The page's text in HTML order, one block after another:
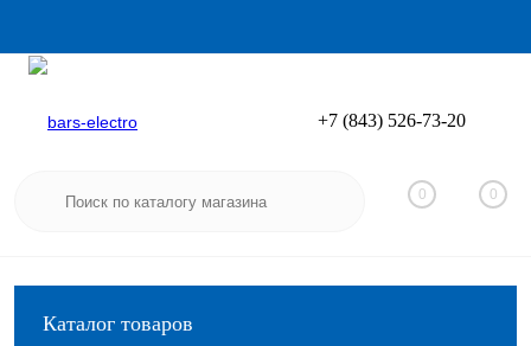
Вход
+7 (843) 526-73-20
0 0
Каталог товаров